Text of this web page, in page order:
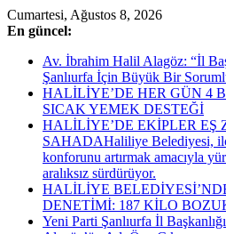
Skip
to
Cumartesi, Ağustos 8, 2026
En güncel:
Av. İbrahim Halil Alagöz: “İl
Şanlıurfa İçin Büyük Bir
HALİLİYE’DE HER GÜN 4
SICAK YEMEK DESTEĞİ
HALİLİYE’DE EKİPLER
SAHADAHaliliye Belediyesi,
konforunu artırmak amacıyla
aralıksız sürdürüyor.
HALİLİYE
DENETİMİ: 187 KİLO
Yeni Parti Şanlıurfa İl